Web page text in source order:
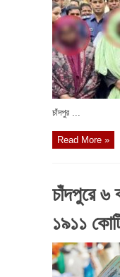
চাঁদপুর ...
Read More »
চাঁদপুরে ৬
১৯১১